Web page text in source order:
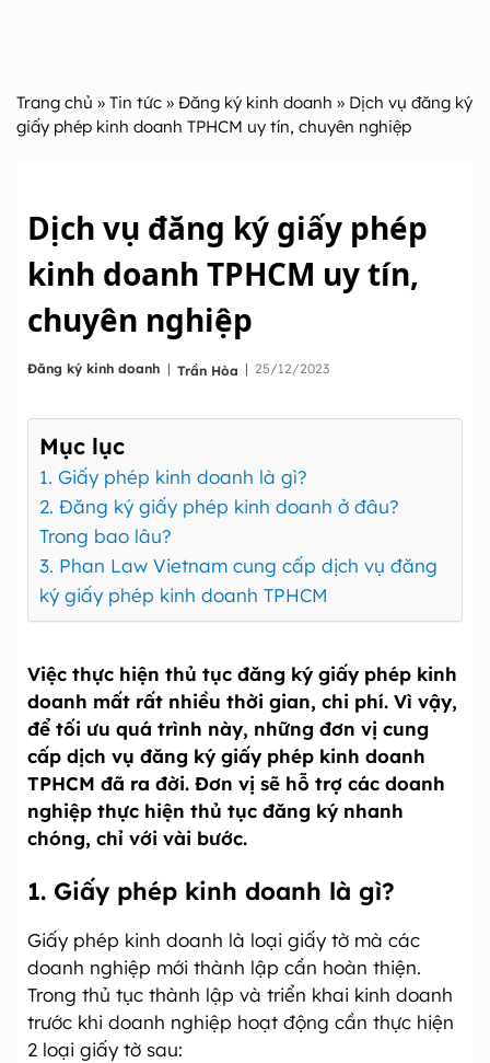
Trang chủ » Tin tức » Đăng ký kinh doanh » Dịch vụ đăng ký
giấy phép kinh doanh TPHCM uy tín, chuyên nghiệp
Dịch vụ đăng ký giấy phép
kinh doanh TPHCM uy tín,
chuyên nghiệp
Đăng ký kinh doanh | Trần Hòa | 25/12/2023
Mục lục
1. Giấy phép kinh doanh là gì?
2. Đăng ký giấy phép kinh doanh ở đâu?
Trong bao lâu?
3. Phan Law Vietnam cung cấp dịch vụ đăng
ký giấy phép kinh doanh TPHCM
Việc thực hiện thủ tục đăng ký giấy phép kinh
doanh mất rất nhiều thời gian, chi phí. Vì vậy,
để tối ưu quá trình này, những đơn vị cung
cấp dịch vụ đăng ký giấy phép kinh doanh
TPHCM đã ra đời. Đơn vị sẽ hỗ trợ các doanh
nghiệp thực hiện thủ tục đăng ký nhanh
chóng, chỉ với vài bước.
1. Giấy phép kinh doanh là gì?
Giấy phép kinh doanh là loại giấy tờ mà các
doanh nghiệp mới thành lập cần hoàn thiện.
Trong thủ tục thành lập và triển khai kinh doanh
trước khi doanh nghiệp hoạt động cần thực hiện
2 loại giấy tờ sau: